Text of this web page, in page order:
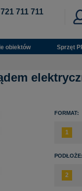
721 711 711
obiektów Sprzęt
FORMAT:
PODŁOŻE: